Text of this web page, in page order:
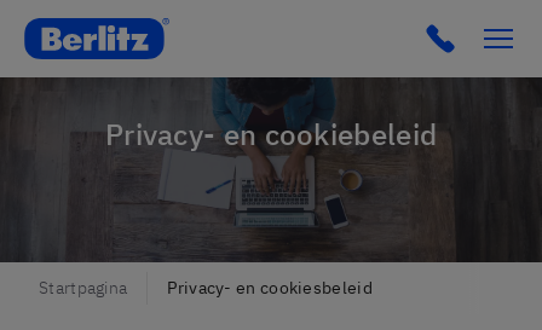
Berlitz Belgium Click to
Privacy- en cookiebeleid
Startpagina Privacy- en cookiesbeleid